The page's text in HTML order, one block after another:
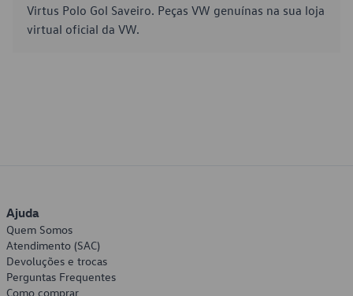
Virtus Polo Gol Saveiro. Peças VW genuínas na sua loja
virtual oficial da VW.
Ajuda
Quem Somos
Atendimento (SAC)
Devoluções e trocas
Perguntas Frequentes
Como comprar